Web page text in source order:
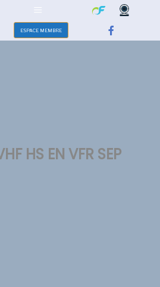
ESPACE MEMBRE
HS EN VFR SEP